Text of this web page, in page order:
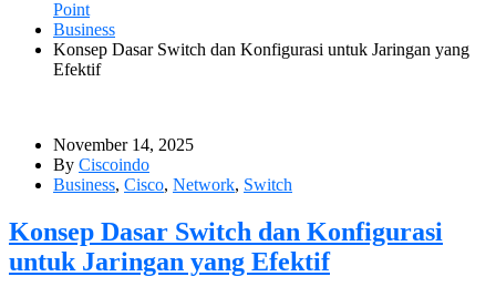
Point
Business
Konsep Dasar Switch dan Konfigurasi untuk Jaringan yang
Efektif
November 14, 2025
By Ciscoindo
Business, Cisco, Network, Switch
Konsep Dasar Switch dan Konfigurasi
untuk Jaringan yang Efektif